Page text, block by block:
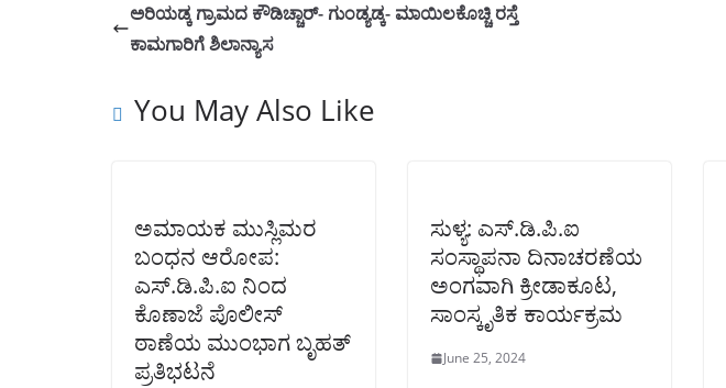
ಅರಿಯಡ್ಕ ಗ್ರಾಮದ ಕೌಡಿಚ್ಚಾರ್- ಗುಂಡ್ಯಡ್ಕ- ಮಾಯಿಲಕೊಚ್ಚಿ ರಸ್ತೆ
ಕಾಮಗಾರಿಗೆ ಶಿಲಾನ್ಯಾಸ
You May Also Like
ಅಮಾಯಕ ಮುಸ್ಲಿಮರ
ಬಂಧನ ಆರೋಪ:
ಎಸ್.ಡಿ.ಪಿ.ಐ ನಿಂದ
ಕೊಣಾಜೆ ಪೊಲೀಸ್‌
ಠಾಣೆಯ ಮುಂಭಾಗ ಬೃಹತ್
ಪ್ರತಿಭಟನೆ
ಸುಳ್ಯ: ಎಸ್.ಡಿ.ಪಿ.ಐ
ಸಂಸ್ಥಾಪನಾ ದಿನಾಚರಣೆಯ
ಅಂಗವಾಗಿ ಕ್ರೀಡಾಕೂಟ,
ಸಾಂಸ್ಕೃತಿಕ ಕಾರ್ಯಕ್ರಮ
June 25, 2024